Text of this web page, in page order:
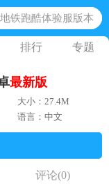
空共庆周年
明觉醒生机国际服
曼游戏
排行 专题
最新版
大小：27.4M
语言：中文
评论(0)